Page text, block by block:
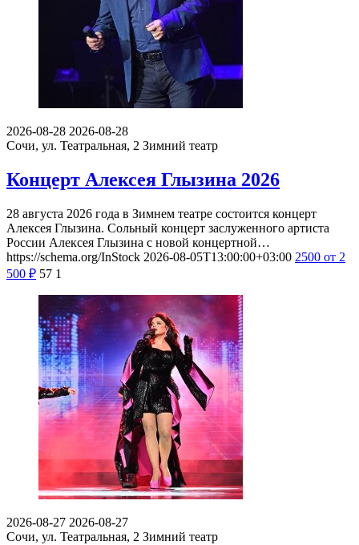
2026-08-28 2026-08-28
Сочи, ул. Театральная, 2 Зимний театр
Концерт Алексея Глызина 2026
28 августа 2026 года в Зимнем театре состоится концерт
Алексея Глызина. Сольный концерт заслуженного артиста
России Алексея Глызина с новой концертной…
https://schema.org/InStock 2026-08-05T13:00:00+03:00 2500 от 2
500 ₽ 57 1
2026-08-27 2026-08-27
Сочи, ул. Театральная, 2 Зимний театр